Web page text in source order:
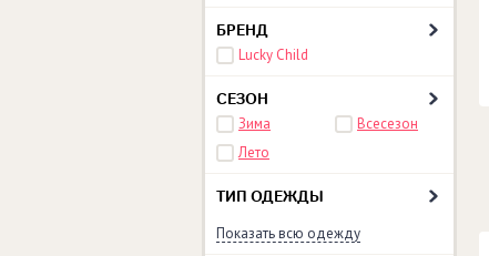
БРЕНД
Lucky Child
СЕЗОН
Зима
Лето
Всесезон
ТИП ОДЕЖДЫ
Показать всю одежду